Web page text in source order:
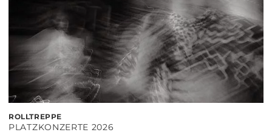
ROLLTREPPE
PLATZKONZERTE 2026